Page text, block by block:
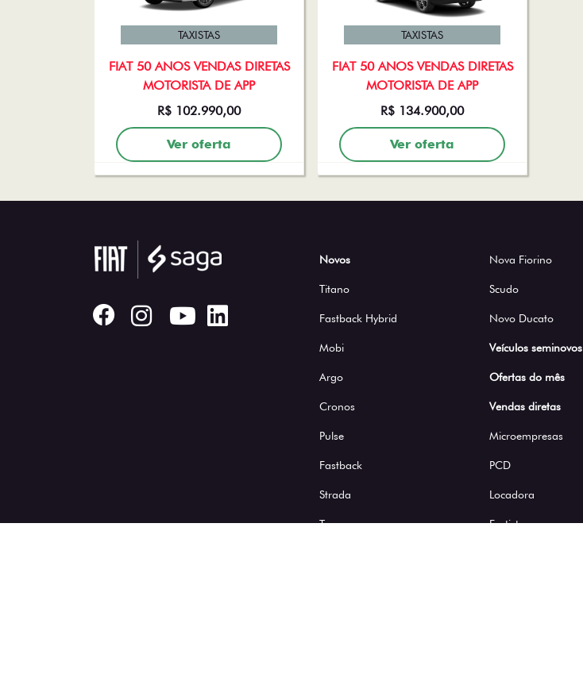
FIAT 50 ANOS VENDAS DIRETAS
MOTORISTA DE APP
TAXISTAS
R$ 102.990,00
Ver oferta
FIAT 50 ANOS VENDAS DIRETAS
MOTORISTA DE APP
TAXISTAS
R$ 134.900,00
Ver oferta
Novos
Titano
Fastback Hybrid
Mobi
Argo
Cronos
Pulse
Fastback
Strada
Toro
Nova Fiorino
Scudo
Novo Ducato
Veículos seminovos
Ofertas do mês
Vendas diretas
Microempresas
PCD
Locadora
Frotistas